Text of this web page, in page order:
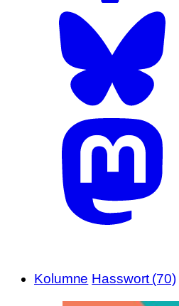
Kolumne Hasswort (70)